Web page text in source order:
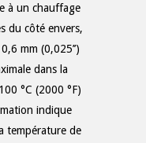
à un chauffage
du côté envers,
mm (0,025’’)
dans la
°C (2000 °F)
indique
température de